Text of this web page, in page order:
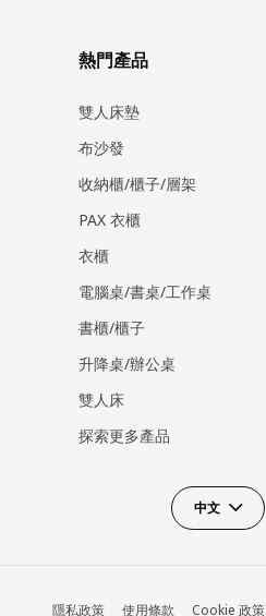
熱門產品
雙人床墊
布沙發
收納櫃/櫃子/層架
PAX 衣櫃
衣櫃
電腦桌/書桌/工作桌
書櫃/櫃子
升降桌/辦公桌
雙人床
探索更多產品
中文
隱私政策 使用條款 Cookie 政策